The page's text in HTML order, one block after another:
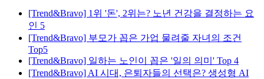
[Trend&Bravo] 1위 '돈', 2위는? 노년 건강을 결정하는 요
인 5
[Trend&Bravo] 부모가 꼽은 가업 물려줄 자녀의 조건
Top5
[Trend&Bravo] 일하는 노인이 꼽은 '일의 의미' Top 4
[Trend&Bravo] AI 시대, 은퇴자들의 선택은? 생성형 AI